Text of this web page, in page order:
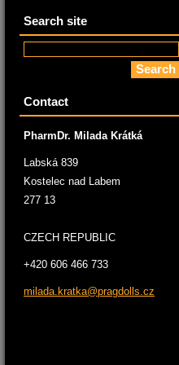
Search site
Contact
PharmDr. Milada Krátká
Labská 839
Kostelec nad Labem
277 13
CZECH REPUBLIC
+420 606 466 733
milada.kratka@pragdolls.cz